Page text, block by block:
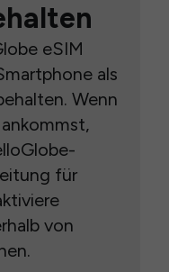
eSIM
als
Wenn
für
von